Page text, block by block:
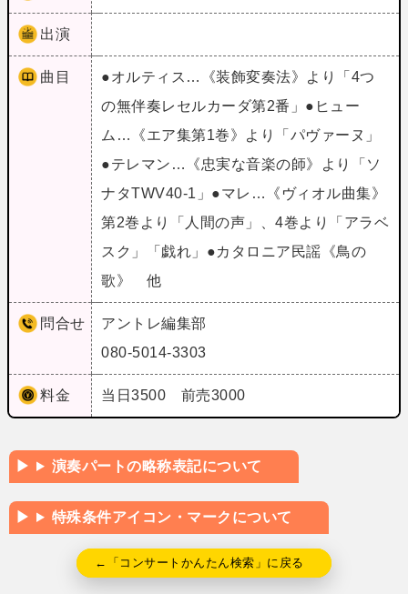
出演
曲目
●オルティス…《装飾変奏法》より「4つ
の無伴奏レセルカーダ第2番」●ヒュー
ム…《エア集第1巻》より「パヴァーヌ」
●テレマン…《忠実な音楽の師》より「ソ
ナタTWV40‐1」●マレ…《ヴィオル曲集》
第2巻より「人間の声」、4巻より「アラベ
スク」「戯れ」●カタロニア民謡《鳥の
歌》 他
問合せ
アントレ編集部
080-5014-3303
料金 当日3500 前売3000
演奏パートの略称表記について
特殊条件アイコン・マークについて
←「コンサートかんたん検索」に戻る